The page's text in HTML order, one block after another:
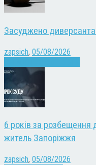
Засуджено
zapsich, 05/08/2026
6 років за розбещення
житель Запоріжжя
zapsich, 05/08/2026